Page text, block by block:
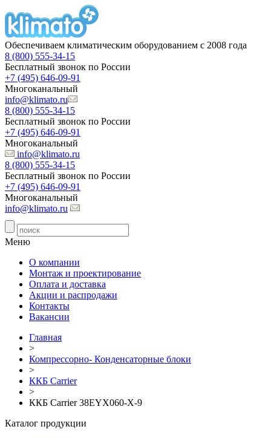
Обеспечиваем климатическим оборудованием с 2008 года
8 (800) 555-34-15
Бесплатный звонок по России
+7 (495) 646-09-91
Многоканальный
info@klimato.ru
8 (800) 555-34-15
Бесплатный звонок по России
+7 (495) 646-09-91
Многоканальный
info@klimato.ru
8 (800) 555-34-15
Бесплатный звонок по России
+7 (495) 646-09-91
Многоканальный
info@klimato.ru
Меню
О компании
Монтаж и проектирование
Оплата и доставка
Акции и распродажи
Контакты
Вакансии
Главная
>
Компрессорно- Конденсаторные блоки
>
ККБ Carrier
>
ККБ Carrier 38EYX060-X-9
Каталог продукции